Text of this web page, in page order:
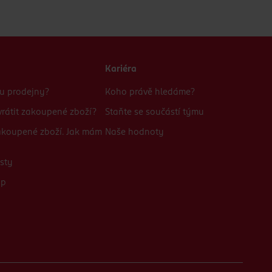
prodejny?
zakoupené zboží?
zboží. Jak mám
Kariéra
Koho právě hledáme?
Staňte se součástí týmu
Naše hodnoty